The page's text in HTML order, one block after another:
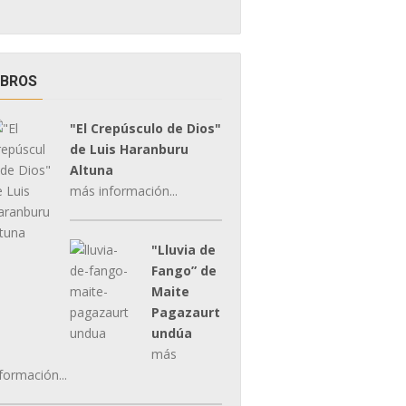
"El Crepúsculo de Dios"
de Luis Haranburu
Altuna
más información...
"Lluvia de
Fango” de
Maite
Pagazaurt
undúa
más